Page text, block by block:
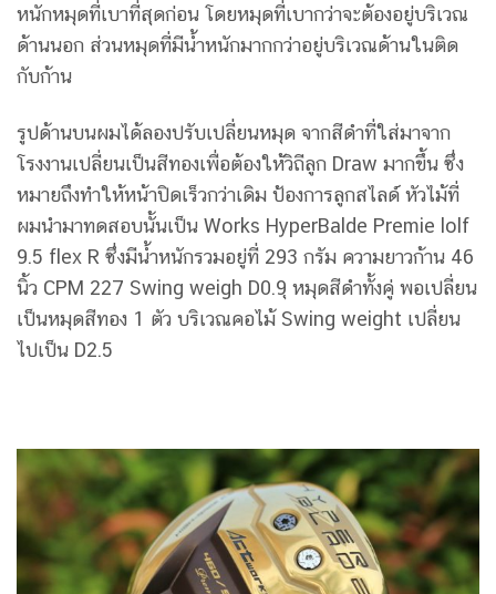
หนักหมุดที่เบาที่สุดก่อน โดยหมุดที่เบากว่าจะต้องอยู่บริเวณ
ด้านนอก ส่วนหมุดที่มีน้ำหนักมากกว่าอยู่บริเวณด้านในติด
กับก้าน
รูปด้านบนผมได้ลองปรับเปลี่ยนหมุด จากสีดำที่ใส่มาจาก
โรงงานเปลี่ยนเป็นสีทองเพื่อต้องให้วิถีลูก Draw มากขึ้น ซึ่ง
หมายถึงทำให้หน้าปิดเร็วกว่าเดิม ป้องการลูกสไลด์ หัวไม้ที่
ผมนำมาทดสอบนั้นเป็น Works HyperBalde Premie lolf
9.5 flex R ซึ่งมีน้ำหนักรวมอยู่ที่ 293 กรัม ความยาวก้าน 46
นิ้ว CPM 227 Swing weigh D0.9ุ หมุดสีดำทั้งคู่ พอเปลี่ยน
เป็นหมุดสีทอง 1 ตัว บริเวณคอไม้ Swing weight เปลี่ยน
ไปเป็น D2.5